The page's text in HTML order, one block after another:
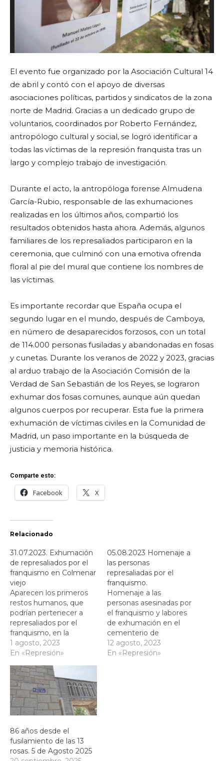
El evento fue organizado por la Asociación Cultural 14
de abril y contó con el apoyo de diversas
asociaciones políticas, partidos y sindicatos de la zona
norte de Madrid. Gracias a un dedicado grupo de
voluntarios, coordinados por Roberto Fernández,
antropólogo cultural y social, se logró identificar a
todas las víctimas de la represión franquista tras un
largo y complejo trabajo de investigación.
Durante el acto, la antropóloga forense Almudena
García-Rubio, responsable de las exhumaciones
realizadas en los últimos años, compartió los
resultados obtenidos hasta ahora. Además, algunos
familiares de los represaliados participaron en la
ceremonia, que culminó con una emotiva ofrenda
floral al pie del mural que contiene los nombres de
las víctimas.
Es importante recordar que España ocupa el
segundo lugar en el mundo, después de Camboya,
en número de desaparecidos forzosos, con un total
de 114.000 personas fusiladas y abandonadas en fosas
y cunetas. Durante los veranos de 2022 y 2023, gracias
al arduo trabajo de la Asociación Comisión de la
Verdad de San Sebastián de los Reyes, se lograron
exhumar dos fosas comunes, aunque aún quedan
algunos cuerpos por recuperar. Esta fue la primera
exhumación de víctimas civiles en la Comunidad de
Madrid, un paso importante en la búsqueda de
justicia y memoria histórica.
Comparte esto:
Facebook X
Relacionado
31.07.2023. Exhumación
de represaliados por el
franquismo en Colmenar
viejo
Aparecen los primeros
restos humanos, que
podrían pertenecer a
represaliados por el
franquismo, en la
localización donde se
cree que está una de las
cementerio de
parroquial de Colmenar
Viejo.
1 agosto, 2023
En «Represión»
05.08.2023 Homenaje a
las personas
represaliadas por el
franquismo.
Homenaje a las
personas asesinadas por
el franquismo y labores
de exhumación en el
cementerio de
Colmenar Viejo.
12 agosto, 2023
En «Represión»
86 años desde el
fusilamiento de las 13
rosas. 5 de Agosto 2025